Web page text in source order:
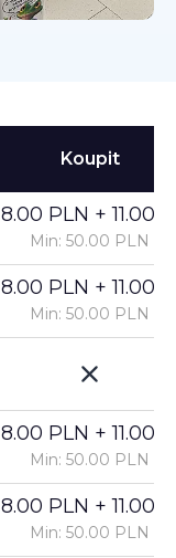
Koupit
8.00 PLN +
Min: 50.00 PLN
8.00 PLN +
Min: 50.00 PLN
8.00 PLN +
Min: 50.00 PLN
8.00 PLN +
Min: 50.00 PLN